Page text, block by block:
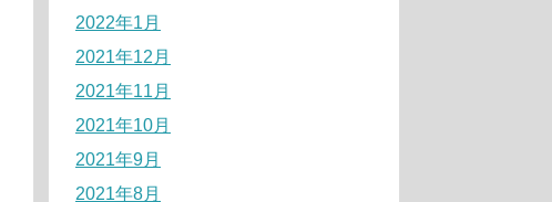
2022年1月
2021年12月
2021年11月
2021年10月
2021年9月
2021年8月